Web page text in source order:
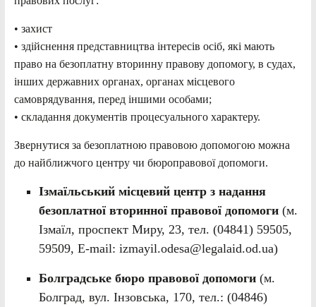
• захист
• здійснення представництва інтересів осіб, які мають
право на безоплатну вторинну правову допомогу, в судах,
інших державних органах, органах місцевого
самоврядування, перед іншими особами;
• складання документів процесуального характеру.
Звернутися за безоплатною правовою допомогою можна
до найближчого центру чи бюроправової допомоги.
Ізмаїльський місцевий центр з надання
безоплатної вторинної правової допомоги(м.
Ізмаїл, проспект Миру, 23, тел. (04841) 59505,
59509, E-mail: izmayil.odesa@legalaid.od.ua)
Болградськебюро правової допомоги(м.
Болград, вул. Інзовська, 170, тел.: (04846)